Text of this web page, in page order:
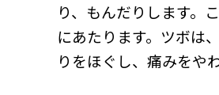
り、もんだりします。
にあたります。ツボは
りをほぐし、痛みをや